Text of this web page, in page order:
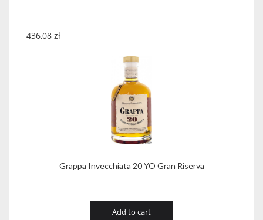
Grappa Invecchiata 20 YO Gran Riserva
436,08 zł
Add to cart